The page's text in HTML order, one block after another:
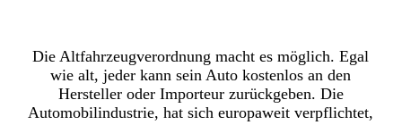
Die Altfahrzeugverordnung macht es möglich. Egal
wie alt, jeder kann sein Auto kostenlos an den
Hersteller oder Importeur zurückgeben. Die
Automobilindustrie, hat sich europaweit verpflichtet,